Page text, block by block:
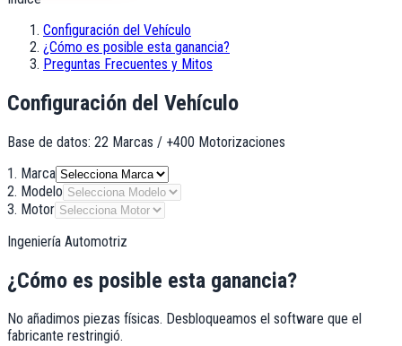
Configuración del Vehículo
¿Cómo es posible esta ganancia?
Preguntas Frecuentes y Mitos
Configuración del Vehículo
Base de datos: 22 Marcas / +400 Motorizaciones
1. Marca
2. Modelo
3. Motor
Ingeniería Automotriz
¿Cómo es posible esta ganancia?
No añadimos piezas físicas. Desbloqueamos el software que el
fabricante restringió.